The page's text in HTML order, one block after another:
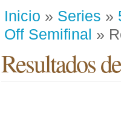
Inicio » Series »
Off Semifinal »
Resultados